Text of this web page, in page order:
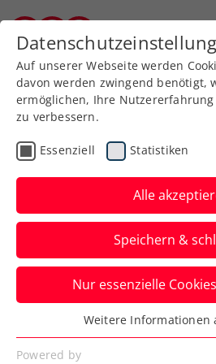
Zurück zur Newsübersicht
Turniere
Road to Erste
anmelden
Nach erfolgreicher
das „Champions of
Turnier zurück – aber
Auf unserer Webseite werden
davon werden zwingend benötigt,
ermöglichen, Ihre
zu verbessern.
Essenziell Statistiken
Alle
Speichern &
Nur essenzielle
Essenziell
Essenzielle Cookies werden für
Weitere Informationen
Powered by